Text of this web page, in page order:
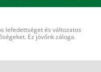
lefedettséget és változatos
Ez jövőnk záloga.